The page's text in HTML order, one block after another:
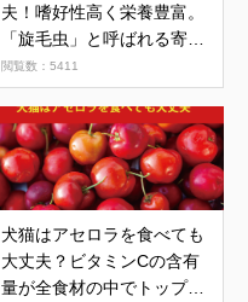
夫！嗜好性高く栄養豊富。
「旋毛虫」と呼ばれる寄生
虫に注意
閲覧数：5411
犬猫はアセロラを食べても
大丈夫？ビタミンCの含有
量が全食材の中でトップを